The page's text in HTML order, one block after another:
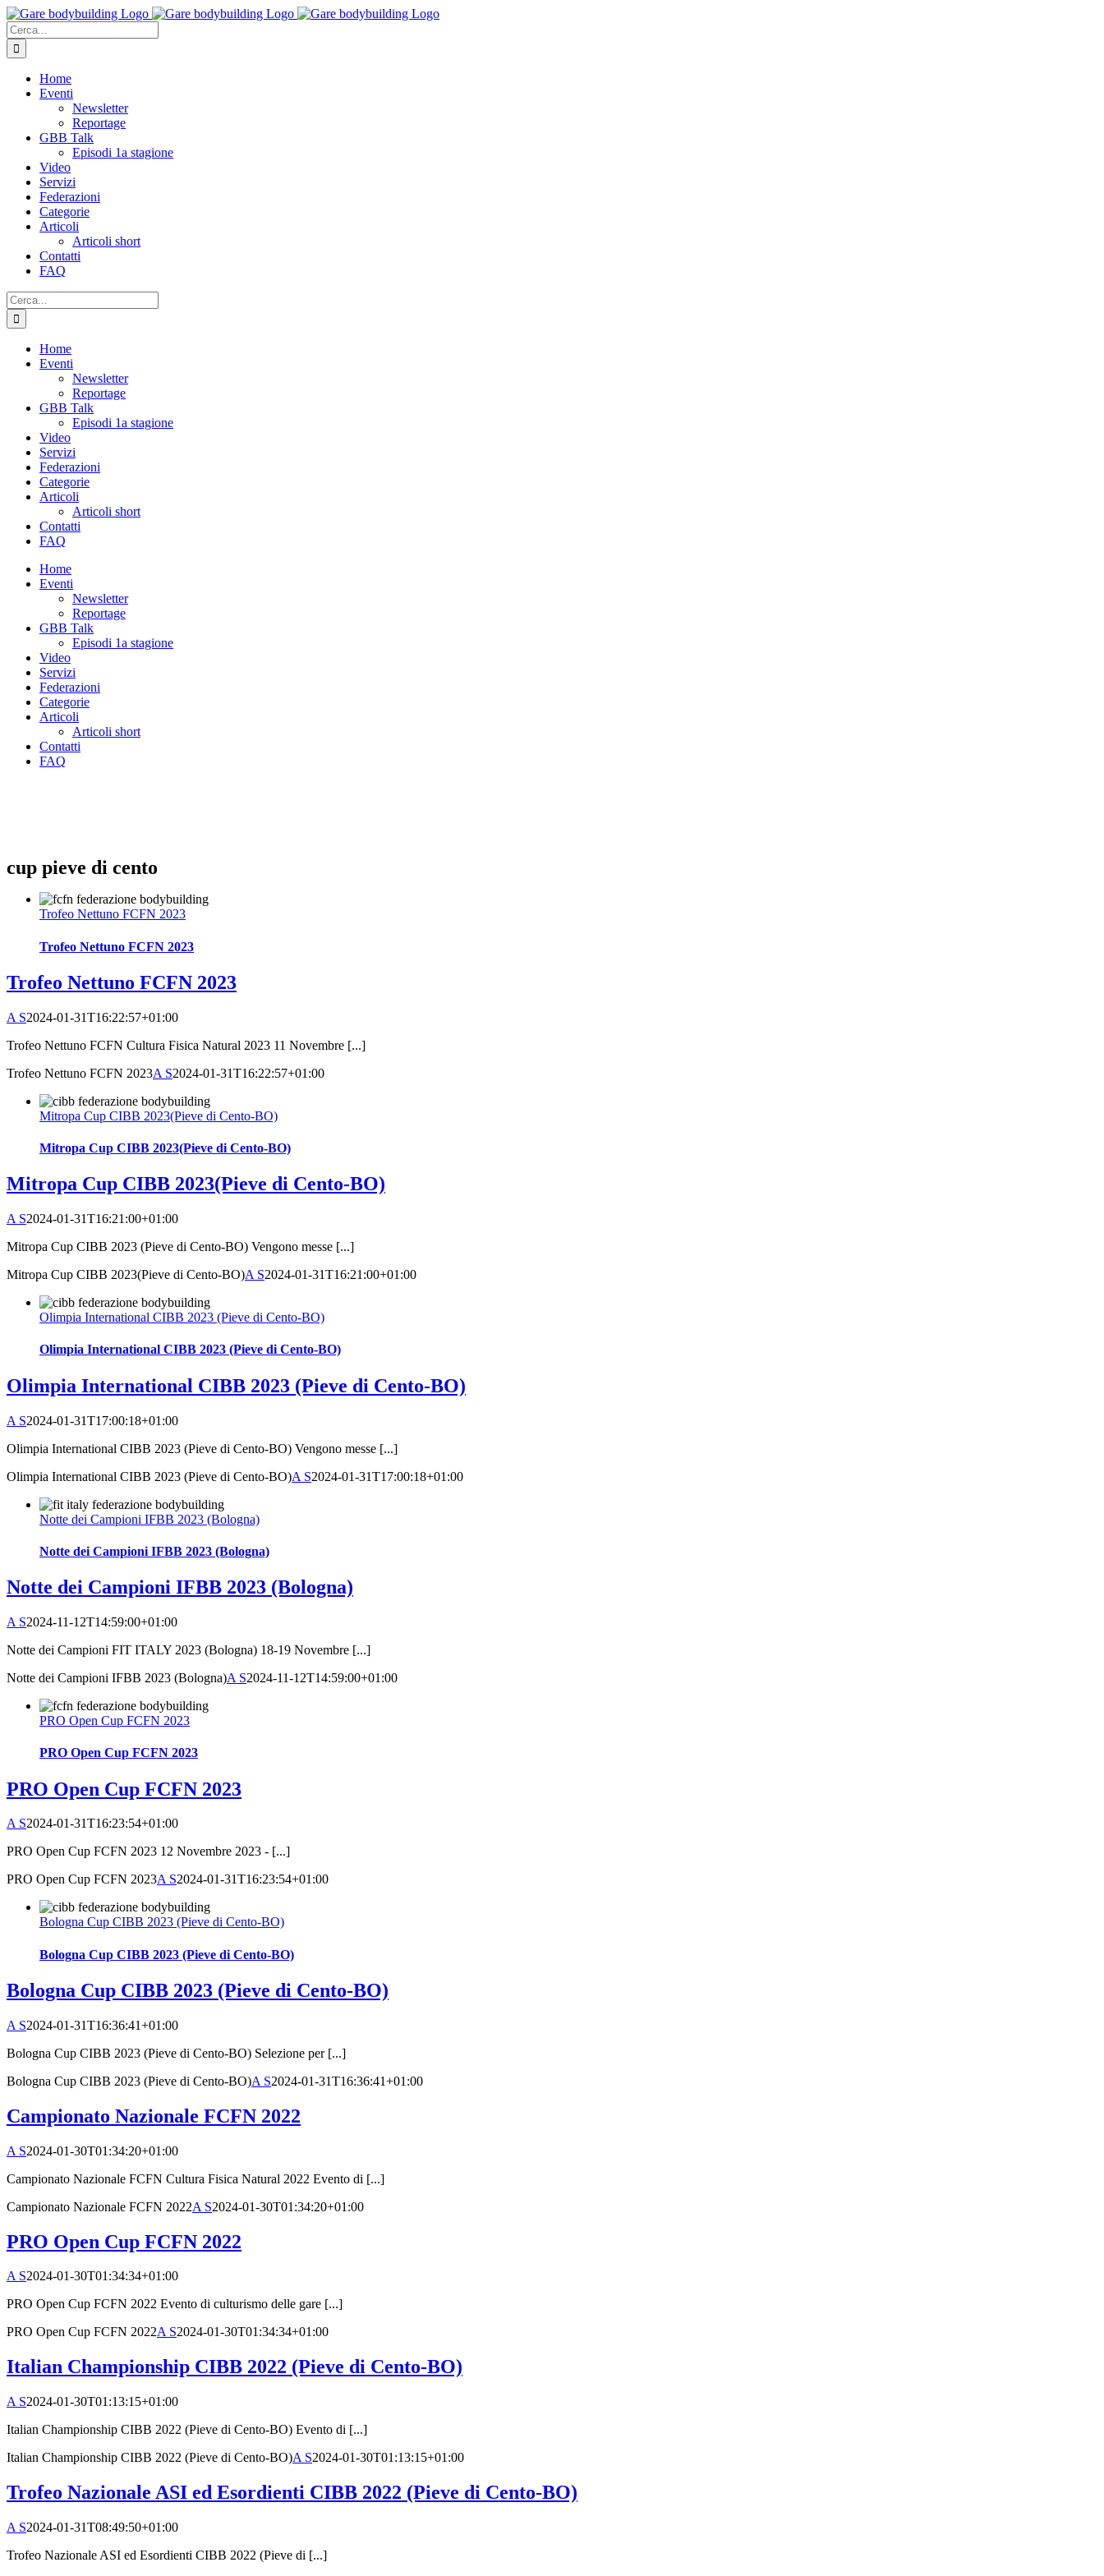
Salta
al
contenuto
Cerca
per:
Home
Eventi
Newsletter
Reportage
GBB Talk
Episodi 1a stagione
Video
Servizi
Federazioni
Categorie
Articoli
Articoli short
Contatti
FAQ
Cerca
per:
Home
Eventi
Newsletter
Reportage
GBB Talk
Episodi 1a stagione
Video
Servizi
Federazioni
Categorie
Articoli
Articoli short
Contatti
FAQ
Home
Eventi
Newsletter
Reportage
GBB Talk
Episodi 1a stagione
Video
Servizi
Federazioni
Categorie
Articoli
Articoli short
Contatti
FAQ
cup pieve di cento
Trofeo Nettuno FCFN 2023
Trofeo Nettuno FCFN 2023
Trofeo Nettuno FCFN 2023
A S2024-01-31T16:22:57+01:00
Trofeo Nettuno FCFN Cultura Fisica Natural 2023 11 Novembre [...]
Trofeo Nettuno FCFN 2023A S2024-01-31T16:22:57+01:00
Mitropa Cup CIBB 2023(Pieve di Cento-BO)
Mitropa Cup CIBB 2023(Pieve di Cento-BO)
Mitropa Cup CIBB 2023(Pieve di Cento-BO)
A S2024-01-31T16:21:00+01:00
Mitropa Cup CIBB 2023 (Pieve di Cento-BO) Vengono messe [...]
Mitropa Cup CIBB 2023(Pieve di Cento-BO)A S2024-01-31T16:21:00+01:00
Olimpia International CIBB 2023 (Pieve di Cento-BO)
Olimpia International CIBB 2023 (Pieve di Cento-BO)
Olimpia International CIBB 2023 (Pieve di Cento-BO)
A S2024-01-31T17:00:18+01:00
Olimpia International CIBB 2023 (Pieve di Cento-BO) Vengono messe [...]
Olimpia International CIBB 2023 (Pieve di Cento-BO)A S2024-01-31T17:00:18+01:00
Notte dei Campioni IFBB 2023 (Bologna)
Notte dei Campioni IFBB 2023 (Bologna)
Notte dei Campioni IFBB 2023 (Bologna)
A S2024-11-12T14:59:00+01:00
Notte dei Campioni FIT ITALY 2023 (Bologna) 18-19 Novembre [...]
Notte dei Campioni IFBB 2023 (Bologna)A S2024-11-12T14:59:00+01:00
PRO Open Cup FCFN 2023
PRO Open Cup FCFN 2023
PRO Open Cup FCFN 2023
A S2024-01-31T16:23:54+01:00
PRO Open Cup FCFN 2023 12 Novembre 2023 - [...]
PRO Open Cup FCFN 2023A S2024-01-31T16:23:54+01:00
Bologna Cup CIBB 2023 (Pieve di Cento-BO)
Bologna Cup CIBB 2023 (Pieve di Cento-BO)
Bologna Cup CIBB 2023 (Pieve di Cento-BO)
A S2024-01-31T16:36:41+01:00
Bologna Cup CIBB 2023 (Pieve di Cento-BO) Selezione per [...]
Bologna Cup CIBB 2023 (Pieve di Cento-BO)A S2024-01-31T16:36:41+01:00
Campionato Nazionale FCFN 2022
A S2024-01-30T01:34:20+01:00
Campionato Nazionale FCFN Cultura Fisica Natural 2022 Evento di [...]
Campionato Nazionale FCFN 2022A S2024-01-30T01:34:20+01:00
PRO Open Cup FCFN 2022
A S2024-01-30T01:34:34+01:00
PRO Open Cup FCFN 2022 Evento di culturismo delle gare [...]
PRO Open Cup FCFN 2022A S2024-01-30T01:34:34+01:00
Italian Championship CIBB 2022 (Pieve di Cento-BO)
A S2024-01-30T01:13:15+01:00
Italian Championship CIBB 2022 (Pieve di Cento-BO) Evento di [...]
Italian Championship CIBB 2022 (Pieve di Cento-BO)A S2024-01-30T01:13:15+01:00
Trofeo Nazionale ASI ed Esordienti CIBB 2022 (Pieve di Cento-BO)
A S2024-01-31T08:49:50+01:00
Trofeo Nazionale ASI ed Esordienti CIBB 2022 (Pieve di [...]